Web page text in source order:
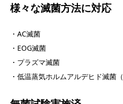
様々な滅菌方法に対応
・AC滅菌
・EOG滅菌
・プラズマ滅菌
・低温蒸気ホルムアルデヒド滅菌（